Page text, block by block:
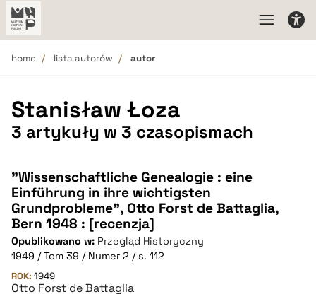
home lista autorów autor
Stanisław Łoza
3 artykuły w 3 czasopismach
"Wissenschaftliche Genealogie : eine
Einführung in ihre wichtigsten
Grundprobleme", Otto Forst de Battaglia,
Bern 1948 : [recenzja]
Opublikowano w: Przegląd Historyczny
1949 / Tom 39 / Numer 2 / s. 112
ROK: 1949
Otto Forst de Battaglia